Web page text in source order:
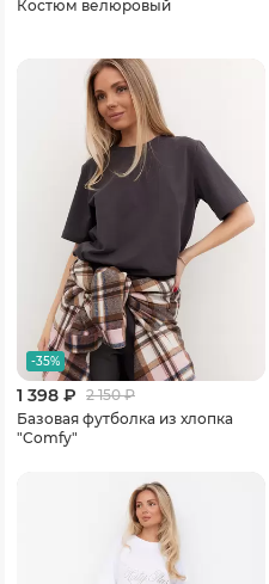
Костюм велюровый
-35%
1 398 ₽ 2 150₽
Базовая футболка из хлопка
"Comfy"